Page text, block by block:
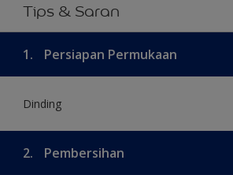
Tips & Saran
1. Persiapan Permukaan
Dinding
2. Pembersihan